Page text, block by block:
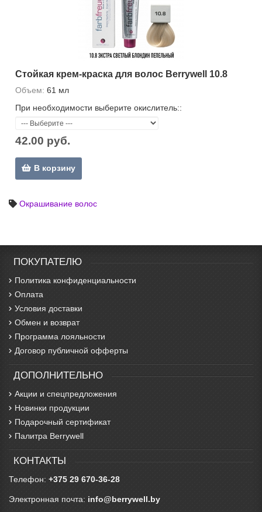
Стойкая крем-краска для волос Berrywell 10.8
Объем: 61 мл
При необходимости выберите окислитель::
42.00 руб.
В корзину
Окрашивание волос
ПОКУПАТЕЛЮ
Политика конфиденциальности
Оплата
Условия доставки
Обмен и возврат
Программа лояльности
Договор публичной офферты
ДОПОЛНИТЕЛЬНО
Акции и спецпредложения
Новинки продукции
Подарочный сертификат
Палитра Berrywell
КОНТАКТЫ
Телефон: +375 29 670-36-28
Электронная почта: info@berrywell.by